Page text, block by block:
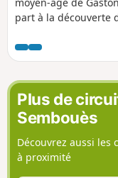
part à la découverte
Plus de
Sembouès
Découvrez aussi les
à proximité